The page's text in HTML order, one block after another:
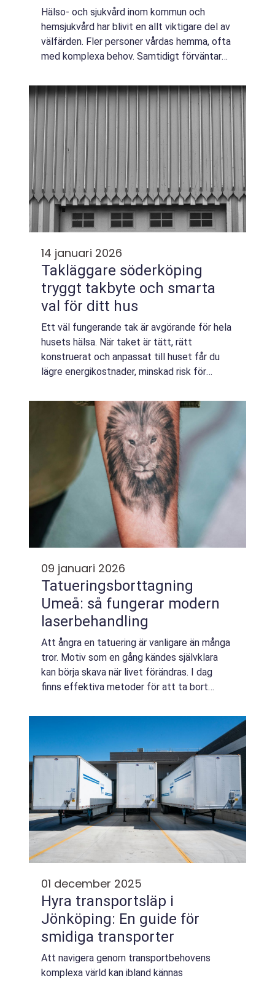
Hälso- och sjukvård inom kommun och
hemsjukvård har blivit en allt viktigare del av
välfärden. Fler personer vårdas hemma, ofta
med komplexa behov. Samtidigt förväntar
professionell och samordnad vård. För...
14 januari 2026
Takläggare söderköping
tryggt takbyte och smarta
val för ditt hus
Ett väl fungerande tak är avgörande för hela
husets hälsa. När taket är tätt, rätt
konstruerat och anpassat till huset får du
lägre energikostnader, minskad risk för
under många år framåt. I Söderköping är
09 januari 2026
Tatueringsborttagning
Umeå: så fungerar modern
laserbehandling
Att ångra en tatuering är vanligare än många
tror. Motiv som en gång kändes självklara
kan börja skava när livet förändras. I dag
finns effektiva metoder för att ta bort
01 december 2025
Hyra transportsläp i
Jönköping: En guide för
smidiga transporter
Att navigera genom transportbehovens
komplexa värld kan ibland kännas